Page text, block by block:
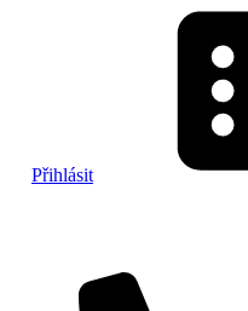
Přihlásit